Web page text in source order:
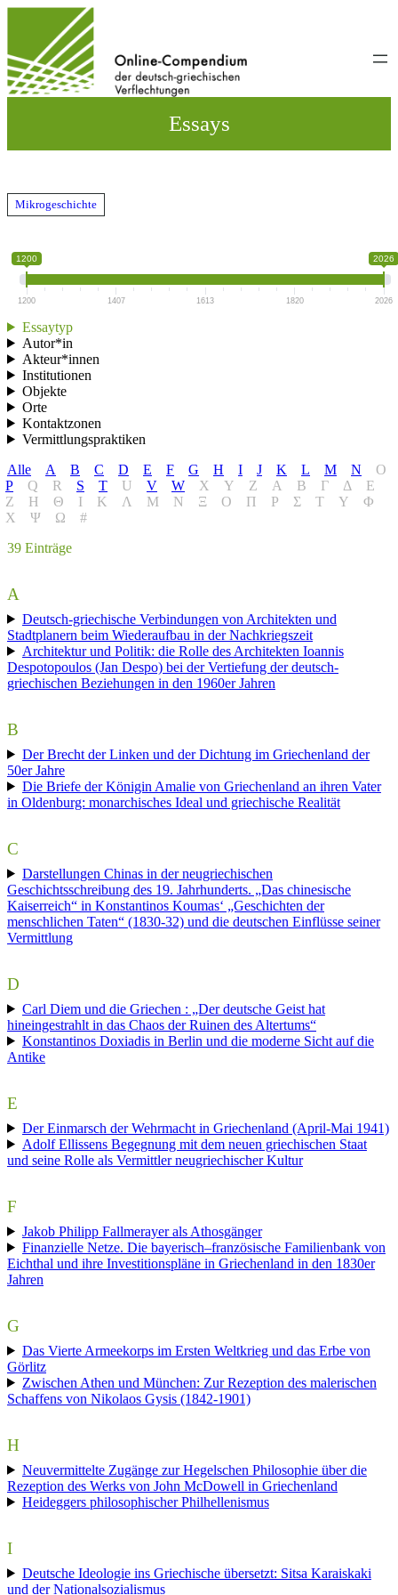
wechseln
Essays
39 Einträge
A
Deutsch-griechische Verbindungen von Architekten und
Stadtplanern beim Wiederaufbau in der Nachkriegszeit
Architektur und Politik: die Rolle des Architekten Ioannis
Despotopoulos (Jan Despo) bei der Vertiefung der deutsch-
griechischen Beziehungen in den 1960er Jahren
B
Der Brecht der Linken und der Dichtung im Griechenland der
50er Jahre
Die Briefe der Königin Amalie von Griechenland an ihren Vater
in Oldenburg: monarchisches Ideal und griechische Realität
C
Darstellungen Chinas in der neugriechischen
Geschichtsschreibung des 19. Jahrhunderts. „Das chinesische
Kaiserreich“ in Konstantinos Koumas‘ „Geschichten der
menschlichen Taten“ (1830-32) und die deutschen Einflüsse seiner
Vermittlung
D
Carl Diem und die Griechen : „Der deutsche Geist hat
hineingestrahlt in das Chaos der Ruinen des Altertums“
Konstantinos Doxiadis in Berlin und die moderne Sicht auf die
Antike
E
Der Einmarsch der Wehrmacht in Griechenland (April-Mai 1941)
Adolf Ellissens Begegnung mit dem neuen griechischen Staat
und seine Rolle als Vermittler neugriechischer Kultur
F
Jakob Philipp Fallmerayer als Athosgänger
Finanzielle Netze. Die bayerisch–französische Familienbank von
Eichthal und ihre Investitionspläne in Griechenland in den 1830er
Jahren
G
Das Vierte Armeekorps im Ersten Weltkrieg und das Erbe von
Görlitz
Zwischen Athen und München: Zur Rezeption des malerischen
Schaffens von Nikolaos Gysis (1842-1901)
H
Neuvermittelte Zugänge zur Hegelschen Philosophie über die
Rezeption des Werks von John McDowell in Griechenland
Heideggers philosophischer Philhellenismus
I
Deutsche Ideologie ins Griechische übersetzt: Sitsa Karaiskaki
und der Nationalsozialismus
Mikrogeschichte
1200 2026
1200 1407 1613 1820 2026
Essaytyp
Autor*in
Akteur*innen
Institutionen
Objekte
Orte
Kontaktzonen
Vermittlungspraktiken
Alle
A B C D E F G H I J K L M N
O
P
Q R S T U V W X Y Z Α Β Γ Δ
Ε
Ζ
Η Θ Ι Κ Λ Μ Ν Ξ Ο Π Ρ Σ Τ Υ
Φ
Χ
Ψ Ω #